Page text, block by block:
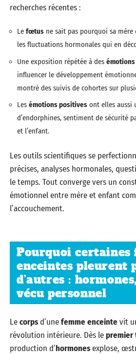
recherches récentes :
Le fœtus ne sait pas pourquoi sa
les fluctuations hormonales qui en
Une exposition répétée à des
influencer le développement
montré des suivis de cohortes sur
Les émotions positives ont elles aussi
d’endorphines, sentiment de sécurité
et l’enfant.
Les outils scientifiques se
précises, analyses hormonales,
le temps. Tout converge vers un
émotionnel entre mère et enfant
l’accouchement.
Pourquoi certaines
enceintes pleurent
d’autres :
vécu personnel
Lecorpsd’unefemme enceintevit
révolution intérieure. Dès lepremier
production d’hormonesexplose,